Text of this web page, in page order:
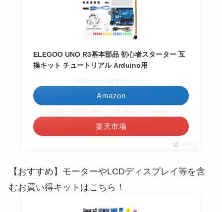
ELEGOO UNO R3基本部品 初心者スターター 互
換キット チュートリアル Arduino用
＼本日のセール価格をチェック／
Amazon
楽天市場
ポチップ
【おすすめ】モーターやLCDディスプレイ等を含
むお買い得キットはこちら！